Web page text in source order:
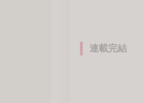
連載完結